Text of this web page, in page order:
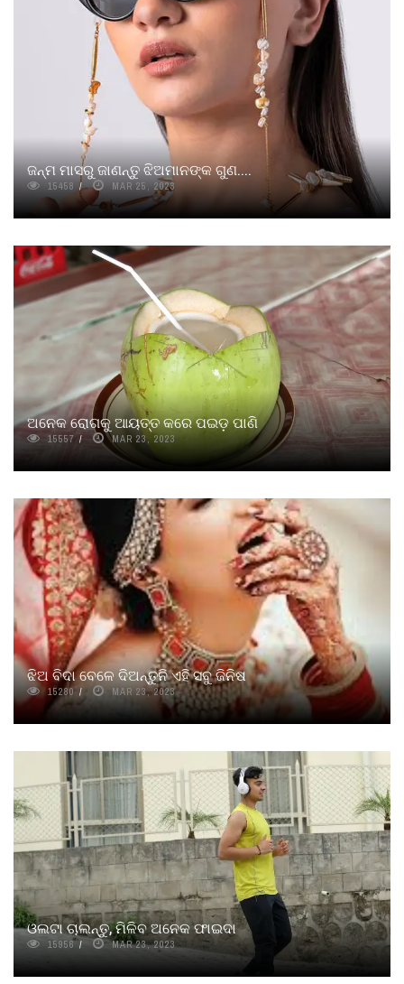
ଜନ୍ମ ମାସରୁ ଜାଣନ୍ତୁ ଝିଅମାନଙ୍କ ଗୁଣ....
15458 MAR 25, 2023
ଅନେକ ରୋଗକୁ ଆୟତ୍ତ କରେ ପଇଡ଼ ପାଣି
15557 MAR 23, 2023
ଝିଅ ବିଦା ବେଳେ ଦିଅନ୍ତୁନି ଏହି ସବୁ ଜିନିଷ
15280 MAR 23, 2023
ଓଲଟା ଚାଲନ୍ତୁ, ମିଳିବ ଅନେକ ଫାଇଦା
15956 MAR 23, 2023